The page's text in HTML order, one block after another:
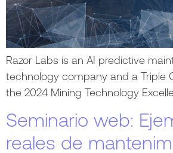
Razor Labs is an AI predictive
technology company and a Triple
the 2024 Mining Technology
Seminario web:
reales de